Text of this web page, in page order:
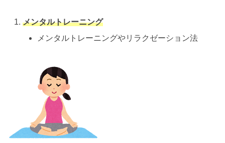
メンタルトレーニング
メンタルトレーニングやリラクゼーション法